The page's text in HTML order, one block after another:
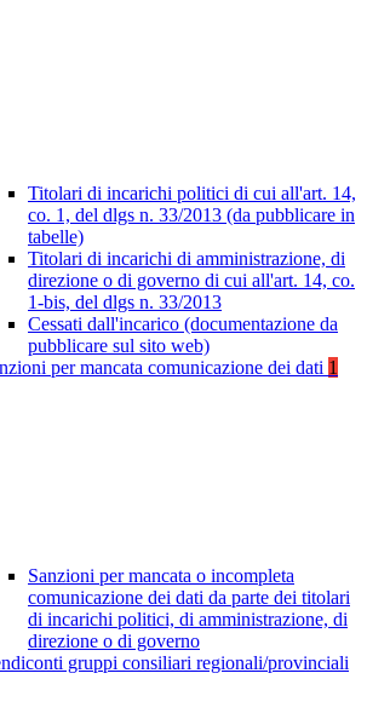
Titolari di incarichi politici di cui all'art. 14,
co. 1, del dlgs n. 33/2013 (da pubblicare in
tabelle)
Titolari di incarichi di amministrazione, di
direzione o di governo di cui all'art. 14, co.
1-bis, del dlgs n. 33/2013
Cessati dall'incarico (documentazione da
pubblicare sul sito web)
per mancata comunicazione dei dati 1
Sanzioni per mancata o incompleta
comunicazione dei dati da parte dei titolari
di incarichi politici, di amministrazione, di
direzione o di governo
gruppi consiliari regionali/provinciali